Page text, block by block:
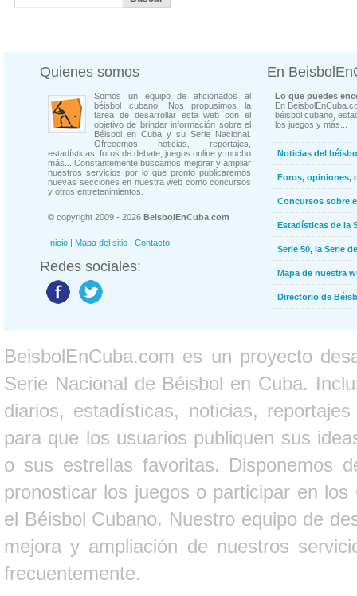
Quienes somos
Somos un equipo de aficionados al
béisbol cubano. Nos propusimos la
tarea de desarrollar esta web con el
objetivo de brindar información sobre el
Béisbol en Cuba y su Serie Nacional.
Ofrecemos noticias, reportajes,
estadísticas, foros de debate, juegos online y mucho
más... Constantemente buscamos mejorar y ampliar
nuestros servicios por lo que pronto publicaremos
nuevas secciones en nuestra web como concursos
y otros entretenimientos.
© copyright 2009 - 2026 BeisbolEnCuba.com
Inicio | Mapa del sitio | Contacto
Redes sociales:
En
Lo que puedes
En
béisbol cubano,
los juegos y más...
Noticias del
Foros, opiniones,
Concursos sobre
Estadísticas de la
Serie 50, la Serie
Mapa de nuestra
Directorio de
BeisbolEnCuba.com es un proyecto
Serie Nacional de Béisbol en Cuba.
diarios, estadísticas, noticias,
para que los usuarios publiquen sus
o sus estrellas favoritas. Disponemos
pronosticar los juegos o participar en
el Béisbol Cubano. Nuestro equipo de
mejora y ampliación de nuestros
frecuentemente.